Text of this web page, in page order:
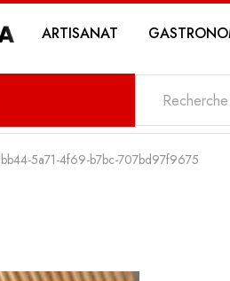
ARTISANAT
5a71-4f69-b7bc-707bd97f9675